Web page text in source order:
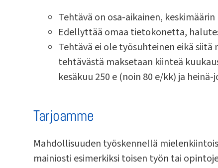
Tehtävä on osa-aikainen,
Edellyttää omaa tietokonetta,
Tehtävä ei ole työsuhteinen eikä
tehtävästä maksetaan kiinteä
kesäkuu 250 e (noin 80 e/kk) ja
Tarjoamme
Mahdollisuuden työskennellä
mainiosti esimerkiksi toisen työn tai